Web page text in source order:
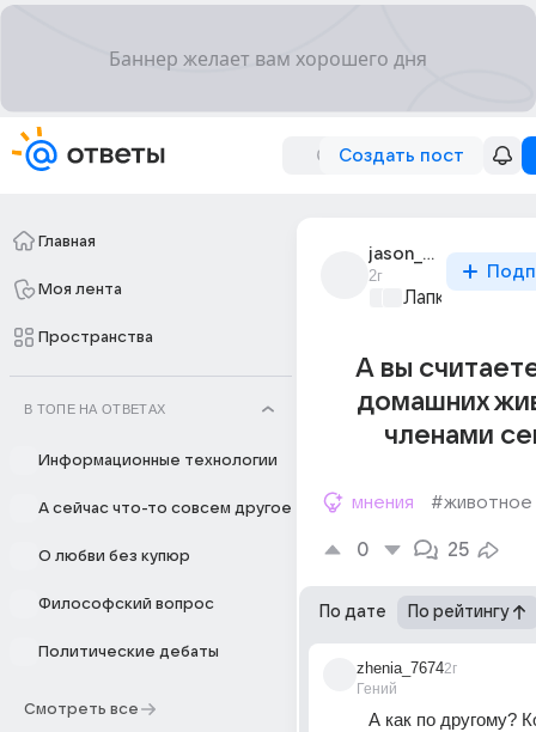
Создать пост
Главная
Моя лента
Пространства
В ТОПЕ НА ОТВЕТАХ
Информационные технологии
А сейчас что-то совсем другое
О любви без купюр
Философский вопрос
Политические дебаты
Смотреть все
jason_smith_60
2г
Лапки и
А вы
домашних
членами
мнения #животное
0 25
По дате По рейтингу
zhenia_7674
Гений
2г
А как по другому?